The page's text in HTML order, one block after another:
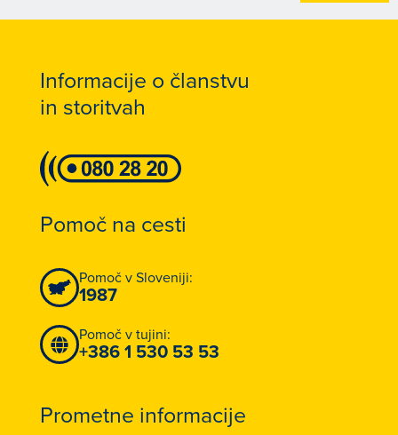
Informacije o članstvu
in storitvah
Pomoč na cesti
Pomoč v Sloveniji:
1987
Pomoč v tujini:
+386 1 530 53 53
Prometne informacije